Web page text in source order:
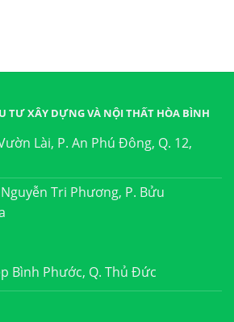
TƯ XÂY DỰNG VÀ NỘI THẤT HÒA BÌNH
Lài, P. An Phú Đông, Q. 12,
Tri Phương, P. Bửu
Bình Phước, Q. Thủ Đức